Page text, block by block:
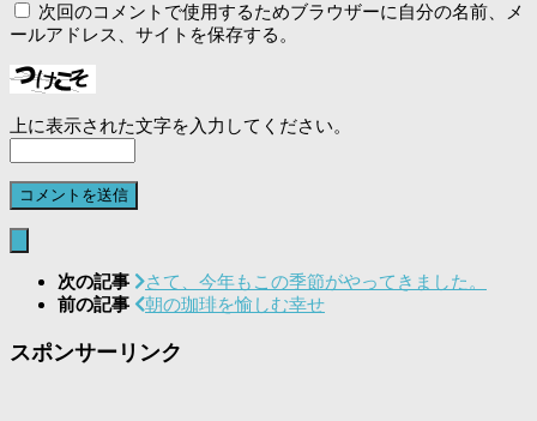
次回のコメントで使用するためブラウザーに自分の名前、メ
ールアドレス、サイトを保存する。
上に表示された文字を入力してください。
次の記事
さて、今年もこの季節がやってきました。
前の記事
朝の珈琲を愉しむ幸せ
スポンサーリンク